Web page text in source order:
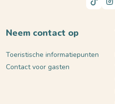
Neem contact op
Toeristische informatiepunten
Contact voor gasten